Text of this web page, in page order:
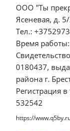
ООО "Ты
Ясеневая, д.
Тел.:
Время
0180437,
района г.
Регистрация
532542
https://